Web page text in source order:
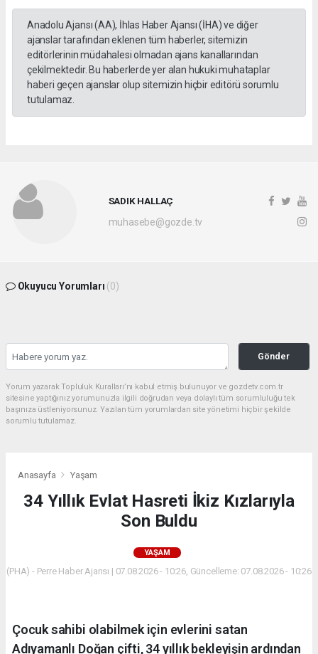
Anadolu Ajansı (AA), İhlas Haber Ajansı (İHA) ve diğer
ajanslar tarafından eklenen tüm haberler, sitemizin
editörlerinin müdahalesi olmadan ajans kanallarından
çekilmektedir. Bu haberlerde yer alan hukuki muhataplar
haberi geçen ajanslar olup sitemizin hiçbir editörü sorumlu
tutulamaz.
SADIK HALLAÇ
muhasebe@gozde.tv
Okuyucu Yorumları (0)
Gönder
Yorum yazarak Topluluk Kuralları’nı kabul etmiş bulunuyor ve gozdetv.com.tr
sitesine yaptığınız yorumunuzla ilgili doğrudan veya dolaylı tüm sorumluluğu tek
başınıza üstleniyorsunuz. Yazılan tüm yorumlardan site yönetimi hiçbir şekilde
sorumlu tutulamaz.
Anasayfa Yaşam
34 Yıllık Evlat Hasreti İkiz Kızlarıyla
Son Buldu
YAŞAM
(PHA) - Perre Haber Ajansı | 07.08.2026 - 10:26, Güncelleme: 07.08.2026 - 10:26
Çocuk sahibi olabilmek için evlerini satan
Adıyamanlı Doğan çifti, 34 yıllık bekleyişin ardından